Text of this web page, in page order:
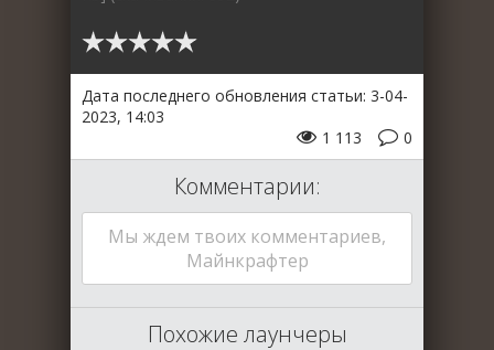
Дата последнего обновления статьи: 3-04-
2023, 14:03
0
1 113
Комментарии:
Мы ждем твоих комментариев,
Майнкрафтер
Похожие лаунчеры